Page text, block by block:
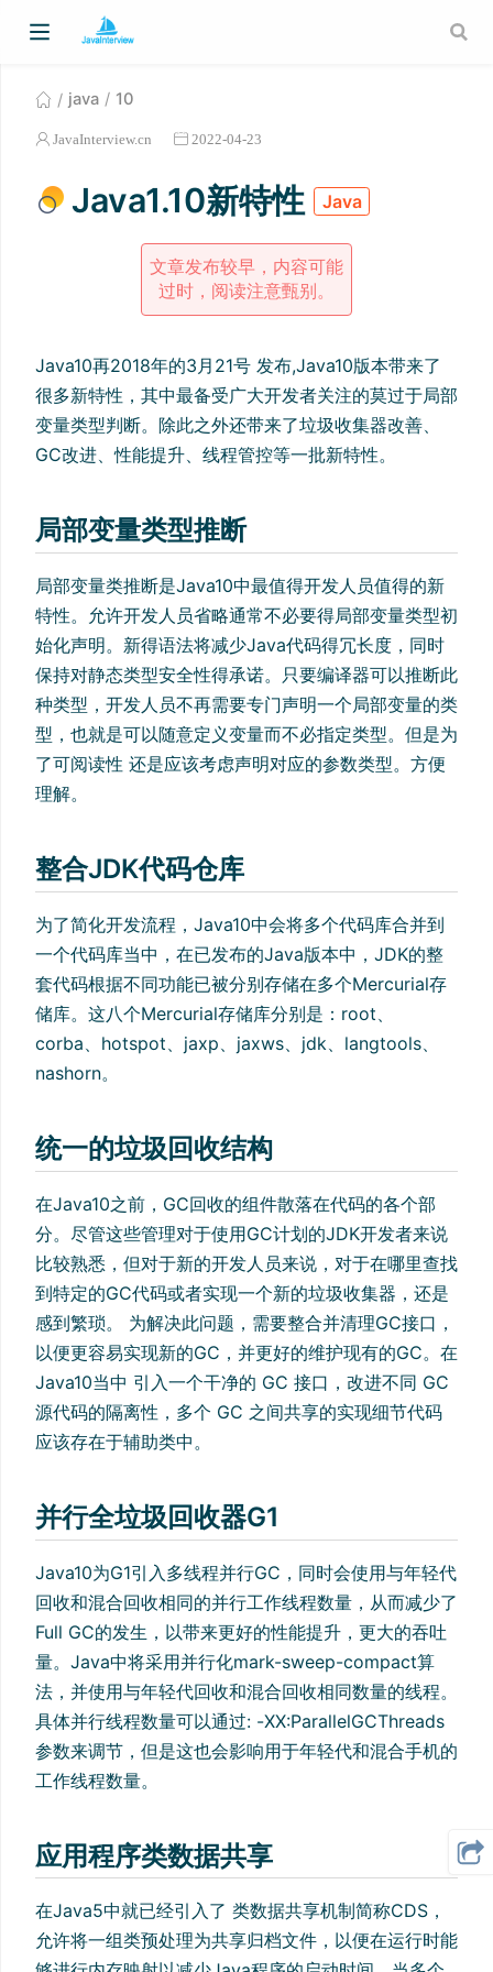
java 10
JavaInterview.cn 2022-04-23
Java1.10新特性 Java
文章发布较早，内容可能
过时，阅读注意甄别。
Java10再2018年的3月21号 发布,Java10版本带来了
很多新特性，其中最备受广大开发者关注的莫过于局部
变量类型判断。除此之外还带来了垃圾收集器改善、
GC改进、性能提升、线程管控等一批新特性。
局部变量类型推断
局部变量类推断是Java10中最值得开发人员值得的新
特性。允许开发人员省略通常不必要得局部变量类型初
始化声明。新得语法将减少Java代码得冗长度，同时
保持对静态类型安全性得承诺。只要编译器可以推断此
种类型，开发人员不再需要专门声明一个局部变量的类
型，也就是可以随意定义变量而不必指定类型。但是为
了可阅读性 还是应该考虑声明对应的参数类型。方便
理解。
整合JDK代码仓库
为了简化开发流程，Java10中会将多个代码库合并到
一个代码库当中，在已发布的Java版本中，JDK的整
套代码根据不同功能已被分别存储在多个Mercurial存
储库。这八个Mercurial存储库分别是：root、
corba、hotspot、jaxp、jaxws、jdk、langtools、
nashorn。
统一的垃圾回收结构
在Java10之前，GC回收的组件散落在代码的各个部
分。尽管这些管理对于使用GC计划的JDK开发者来说
比较熟悉，但对于新的开发人员来说，对于在哪里查找
到特定的GC代码或者实现一个新的垃圾收集器，还是
感到繁琐。 为解决此问题，需要整合并清理GC接口，
以便更容易实现新的GC，并更好的维护现有的GC。在
Java10当中 引入一个干净的 GC 接口，改进不同 GC
源代码的隔离性，多个 GC 之间共享的实现细节代码
应该存在于辅助类中。
并行全垃圾回收器G1
Java10为G1引入多线程并行GC，同时会使用与年轻代
回收和混合回收相同的并行工作线程数量，从而减少了
Full GC的发生，以带来更好的性能提升，更大的吞吐
量。Java中将采用并行化mark-sweep-compact算
法，并使用与年轻代回收和混合回收相同数量的线程。
具体并行线程数量可以通过: -XX:ParallelGCThreads
参数来调节，但是这也会影响用于年轻代和混合手机的
工作线程数量。
应用程序类数据共享
在Java5中就已经引入了 类数据共享机制简称CDS，
允许将一组类预处理为共享归档文件，以便在运行时能